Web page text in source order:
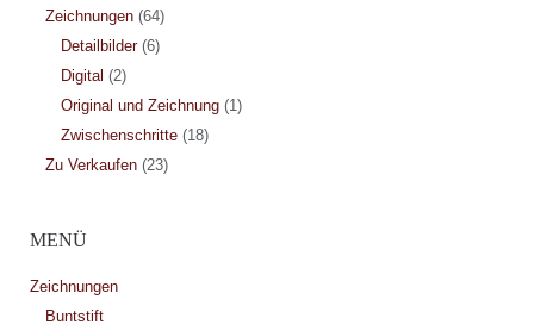
Zeichnungen(64)
Detailbilder(6)
Digital (2)
Original und Zeichnung(1)
Zwischenschritte(18)
Zu Verkaufen(23)
MENÜ
Zeichnungen
Buntstift